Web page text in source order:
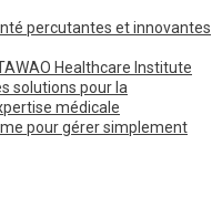
percutantes et innovantes
Healthcare Institute
solutions pour la
médicale
pour gérer simplement